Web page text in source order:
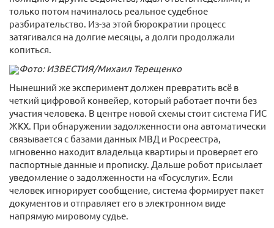
только потом начиналось реальное судебное
разбирательство. Из-за этой бюрократии процесс
затягивался на долгие месяцы, а долги продолжали
копиться.
Фото: ИЗВЕСТИЯ/Михаил Терещенко
Нынешний же эксперимент должен превратить всё в
четкий цифровой конвейер, который работает почти без
участия человека. В центре новой схемы стоит система ГИС
ЖКХ. При обнаружении задолженности она автоматически
связывается с базами данных МВД и Росреестра,
мгновенно находит владельца квартиры и проверяет его
паспортные данные и прописку. Дальше робот присылает
уведомление о задолженности на «Госуслуги». Если
человек игнорирует сообщение, система формирует пакет
документов и отправляет его в электронном виде
напрямую мировому судье.